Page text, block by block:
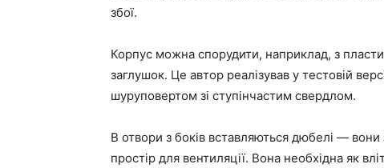
збої.
Корпус можна спорудити, наприклад, з
заглушок. Це автор реалізував у тестовій
шуруповертом зі ступінчастим свердлом.
В отвори з боків вставляються дюбелі —
простір для вентиляції. Вона необхідна як